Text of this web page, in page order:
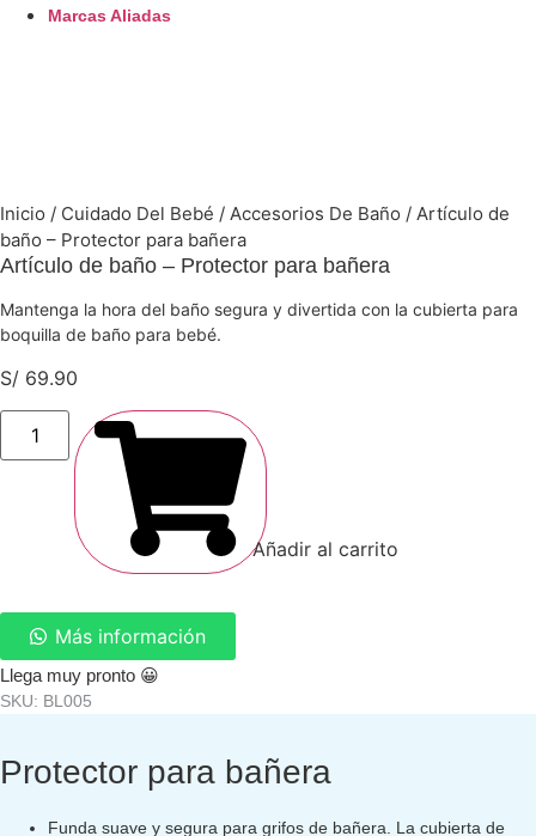
Marcas Aliadas
Inicio / Cuidado Del Bebé / Accesorios De Baño / Artículo de
baño – Protector para bañera
Artículo de baño – Protector para bañera
Mantenga la hora del baño segura y divertida con la cubierta para
boquilla de baño para bebé.
S/ 69.90
Funda
Para
Biberón
cantidad
Añadir al carrito
Más información
Llega muy pronto 😀
SKU: BL005
Protector para bañera
Funda suave y segura para grifos de bañera. La cubierta de